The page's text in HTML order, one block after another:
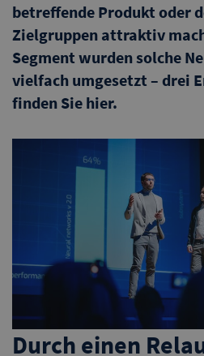
betreffende Produkt oder
Zielgruppen attraktiv
Segment wurden solche
vielfach umgesetzt – drei
finden Sie hier.
Durch einen